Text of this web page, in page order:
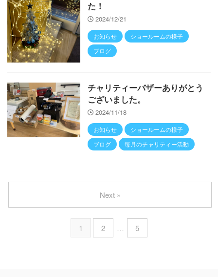
た！
2024/12/21
お知らせ
ショールームの様子
ブログ
チャリティーバザーありがとう
ございました。
2024/11/18
お知らせ
ショールームの様子
ブログ
毎月のチャリティー活動
1 2 … 5
Next »